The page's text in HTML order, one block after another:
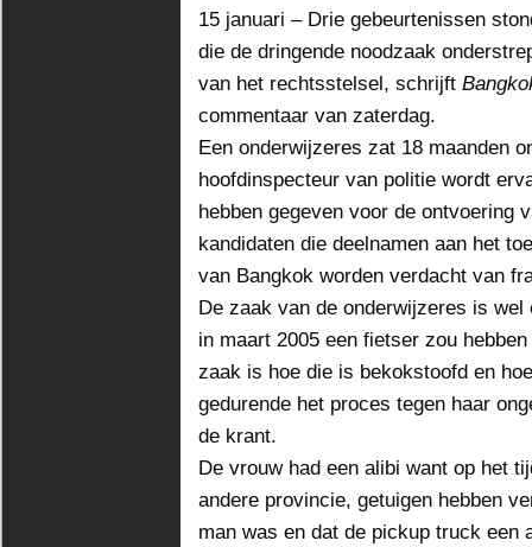
15 januari – Drie gebeurtenissen
die de dringende noodzaak
van het rechtsstelsel, schrijft
commentaar van zaterdag.
Een onderwijzeres zat 18 maanden
hoofdinspecteur van politie wordt
hebben gegeven voor de ontvoering
kandidaten die deelnamen aan het
van Bangkok worden verdacht van
De zaak van de onderwijzeres is
in maart 2005 een fietser zou
zaak is hoe die is bekokstoofd en
gedurende het proces tegen haar
de krant.
De vrouw had een alibi want op het
andere provincie, getuigen hebben
man was en dat de pickup truck een